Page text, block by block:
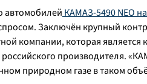
автомобилей КАМАЗ-5490 NEO
Заключён крупный
компании, которая
производителя.
природном газе в таком